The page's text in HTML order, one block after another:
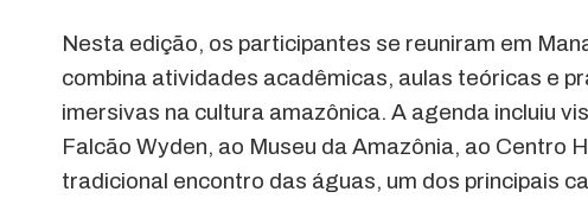
Nesta edição, os participantes se reuniram em
combina atividades acadêmicas, aulas teóricas e
imersivas na cultura amazônica. A agenda incluiu
Falcão Wyden, ao Museu da Amazônia, ao Centro
tradicional encontro das águas, um dos principais